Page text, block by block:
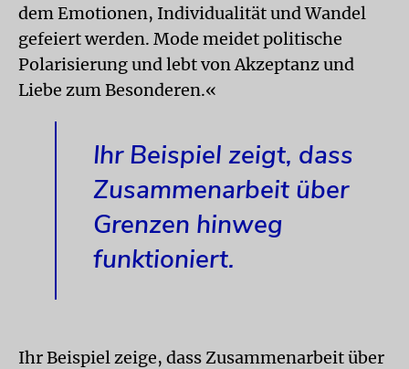
dem Emotionen, Individualität und Wandel
gefeiert werden. Mode meidet politische
Polarisierung und lebt von Akzeptanz und
Liebe zum Besonderen.«
Ihr Beispiel zeigt, dass
Zusammenarbeit über
Grenzen hinweg
funktioniert.
Ihr Beispiel zeige, dass Zusammenarbeit über